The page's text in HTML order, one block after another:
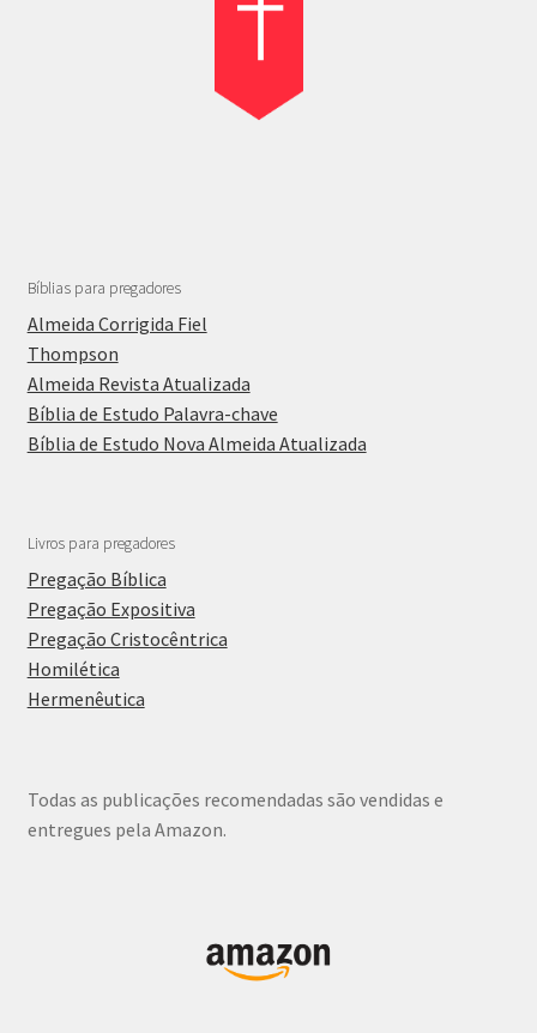
Bíblias para pregadores
Almeida Corrigida Fiel
Thompson
Almeida Revista Atualizada
Bíblia de Estudo Palavra-chave
Bíblia de Estudo Nova Almeida Atualizada
Livros para pregadores
Pregação Bíblica
Pregação Expositiva
Pregação Cristocêntrica
Homilética
Hermenêutica
Todas as publicações recomendadas são vendidas e
entregues pela Amazon.